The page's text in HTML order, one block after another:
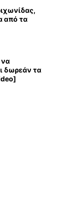
από τα
να
δωρεάν τα